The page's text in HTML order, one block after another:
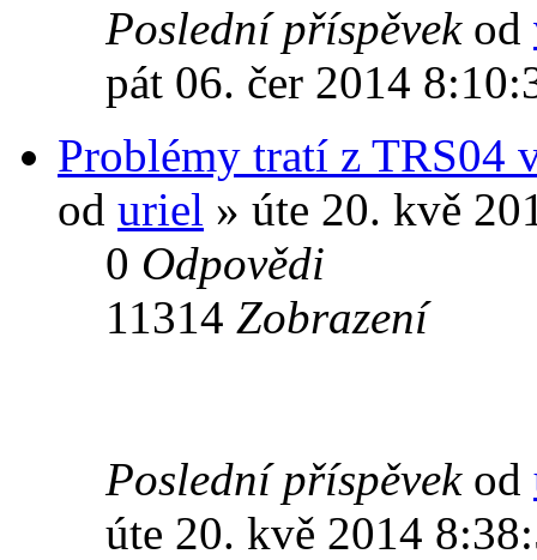
Poslední příspěvek od
pát 06. čer 2014
Problémy tratí z TRS04
od uriel » úte 20. kvě
0 Odpovědi
11314 Zobrazení
Poslední příspěvek od
úte 20. kvě 2014